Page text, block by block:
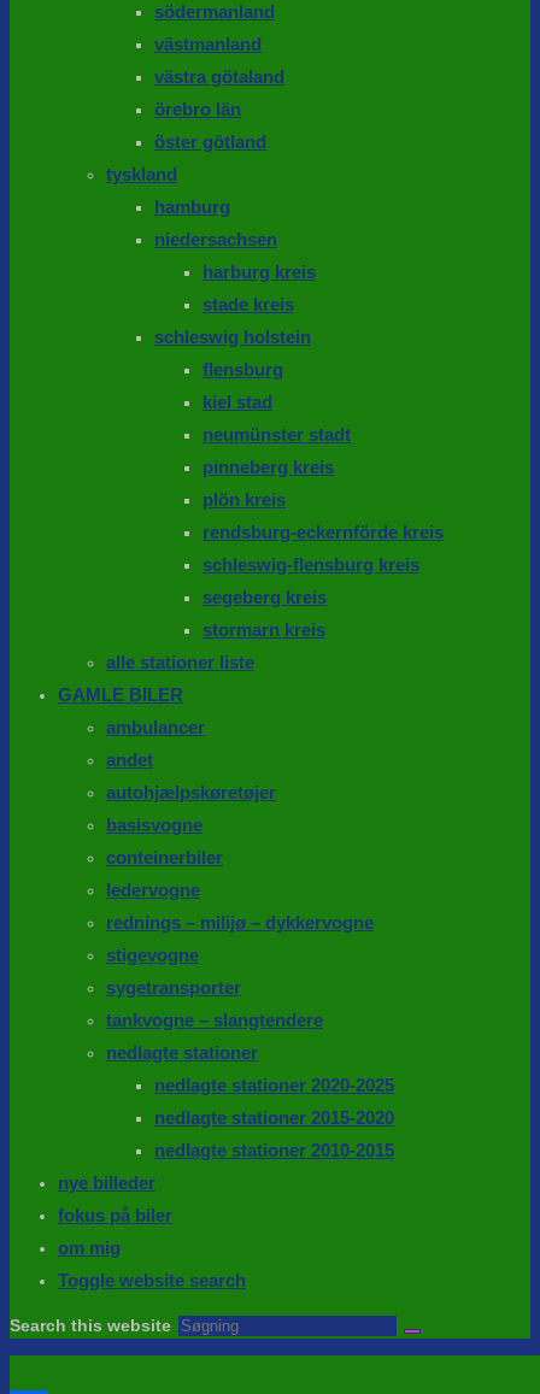
södermanland
västmanland
västra götaland
örebro län
öster götland
tyskland
hamburg
niedersachsen
harburg kreis
stade kreis
schleswig holstein
flensburg
kiel stad
neumünster stadt
pinneberg kreis
plön kreis
rendsburg-eckernförde kreis
schleswig-flensburg kreis
segeberg kreis
stormarn kreis
alle stationer liste
GAMLE BILER
ambulancer
andet
autohjælpskøretøjer
basisvogne
conteinerbiler
ledervogne
rednings – milijø – dykkervogne
stigevogne
sygetransporter
tankvogne – slangtendere
nedlagte stationer
nedlagte stationer 2020-2025
nedlagte stationer 2015-2020
nedlagte stationer 2010-2015
nye billeder
fokus på biler
om mig
Toggle website search
Search this website